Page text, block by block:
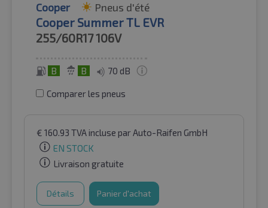
Cooper Pneus d'été
Cooper Summer TL EVR
255/60R17106V
B B 70 dB
Comparer les pneus
€ 160.93 TVA incluse par Auto-Raifen GmbH
EN STOCK
Livraison gratuite
Détails Panier d'achat